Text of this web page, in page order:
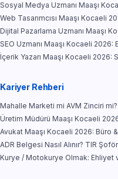
Sosyal Medya Uzmanı Maaşı
Web Tasarımcısı Maaşı Kocaeli
Dijital Pazarlama Uzmanı Maaşı
SEO Uzmanı Maaşı Kocaeli
İçerik Yazarı Maaşı Kocaeli
Kariyer Rehberi
Mahalle Marketi mi AVM Zinciri
Üretim Müdürü Maaşı Kocaeli
Avukat Maaşı Kocaeli 2026: Büro
ADR Belgesi Nasıl Alınır? TIR
Kurye / Motokurye Olmak: Ehliyet